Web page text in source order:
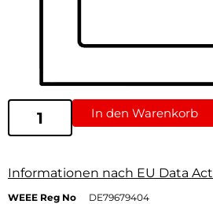
In den Warenkorb
Informationen nach EU Data Act
WEEE Reg No
DE79679404